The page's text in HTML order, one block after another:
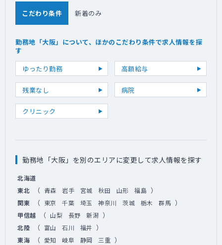
こだわり条件 新着のみ
勤務地「大阪」について、ほかのこだわり条件で求人情報を探
す
ゆったり勤務
高額給与
残業なし 病院
クリニック
勤務地「大阪」を別のエリアに変更して求人情報を探す
北海道
東北
（ 青森 岩手 宮城 秋田 山形 福島 ）
関東 （ 東京 千葉 埼玉 神奈川 茨城 栃木 群馬 ）
甲信越 （ 山梨 長野 新潟 ）
北陸 （ 富山 石川 福井 ）
東海 （ 愛知 岐阜 静岡 三重 ）